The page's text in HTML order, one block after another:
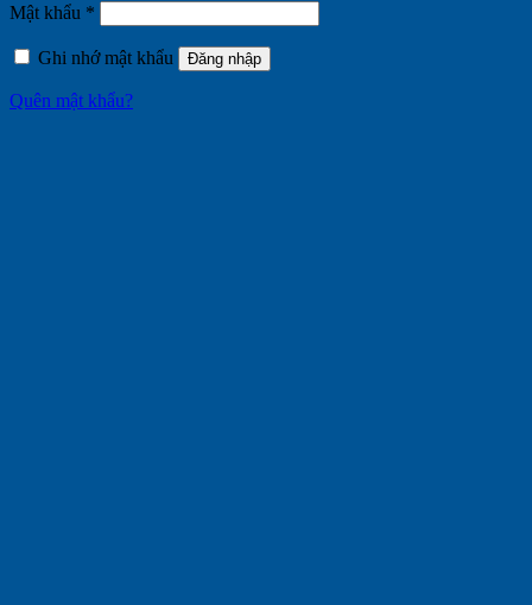
Mật khẩu *
buộc
Ghi nhớ mật khẩu
Đăng nhập
Quên mật khẩu?